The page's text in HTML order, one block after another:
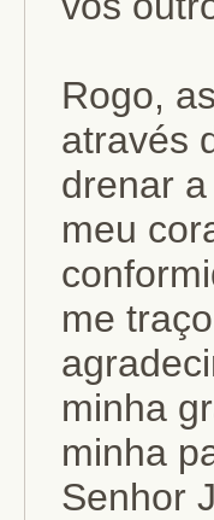
Rogo,
através
drenar
meu
me
minha
minha
Senhor